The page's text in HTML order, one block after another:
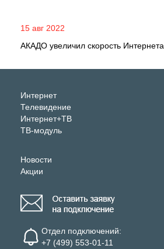
15 авг 2022
АКАДО увеличил скорость Интернета
Интернет
Телевидение
Интернет+ТВ
ТВ-модуль
Новости
Акции
Отдел подключений:
+7 (499) 553-01-11